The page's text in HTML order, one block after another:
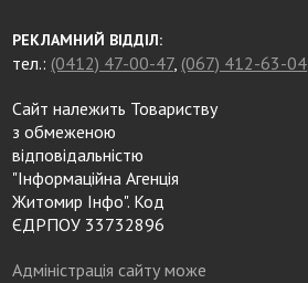
РЕКЛАМНИЙ ВІДДІЛ:
тел.: (0412) 47-00-47, (067) 412-63-04
Сайт належить Товариству
з обмеженою
відповідальністю
"Інформаційна Агенція
Житомир Інфо". Код
ЄДРПОУ 33732896
Адміністрація сайту може